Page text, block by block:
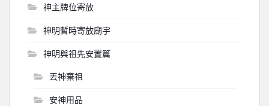
神主牌位寄放
神明暫時寄放廟宇
神明與祖先安置篇
丟神棄祖
安神用品